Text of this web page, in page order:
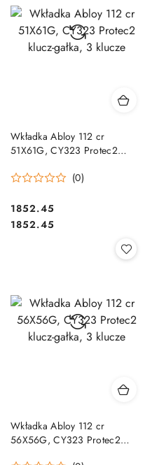
Wkładka Abloy 112 cr
51X61G, CY323 Protec2
(0)
Cena:
1852.45
Cena:
1852.45
Wkładka Abloy 112 cr
56X56G, CY323 Protec2